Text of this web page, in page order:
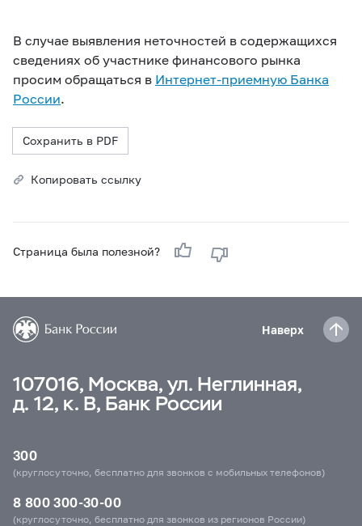
В случае выявления неточностей в содержащихся
сведениях об участнике финансового рынка
просим обращаться в Интернет-приемную Банка
России.
Сохранить в PDF
Копировать ссылку
Страница была полезной?
Наверх
107016, Москва, ул. Неглинная,
д. 12, к. В, Банк России
300
(круглосуточно, бесплатно для звонков с мобильных телефонов)
8 800 300-30-00
(круглосуточно, бесплатно для звонков из регионов России)